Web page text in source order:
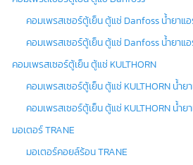
คอมเพรสเซอร์ตู้เย็น ตู้แช่ Danfoss น้ำยาแอ
คอมเพรสเซอร์ตู้เย็น ตู้แช่ Danfoss น้ำยาแ
คอมเพรสเซอร์ตู้เย็น ตู้แช่ KULTHORN
คอมเพรสเซอร์ตู้เย็น ตู้แช่ KULTHORN น้ำย
คอมเพรสเซอร์ตู้เย็น ตู้แช่ KULTHORN น้ำย
มอเตอร์ TRANE
มอเตอร์คอยล์ร้อน TRANE